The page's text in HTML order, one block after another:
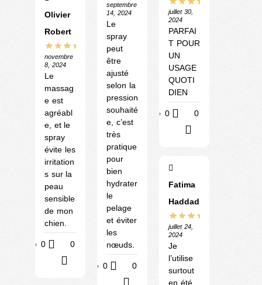
Olivier
Robert
novembre
8, 2024
Le
massag
e est
agréabl
e, et le
spray
évite les
irritation
s sur la
peau
sensible
de mon
chien.
Utile 0 0
septembre
14, 2024
Le
spray
peut
être
ajusté
selon la
pression
souhaité
e, c’est
très
pratique
pour
bien
hydrater
le
pelage
et éviter
les
nœuds.
Utile 0 0
juillet 30,
2024
PARFAI
T POUR
UN
USAGE
QUOTI
DIEN
Utile 0 0
Fatima
Haddad
juillet 24,
2024
Je
l’utilise
surtout
en été